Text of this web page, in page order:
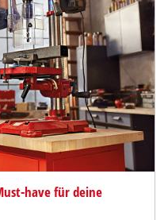
have für deine